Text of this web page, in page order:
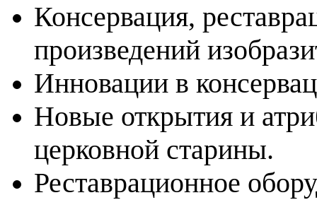
Консервация,
произведений
Инновации в
Новые открытия и
церковной старины.
Реставрационное